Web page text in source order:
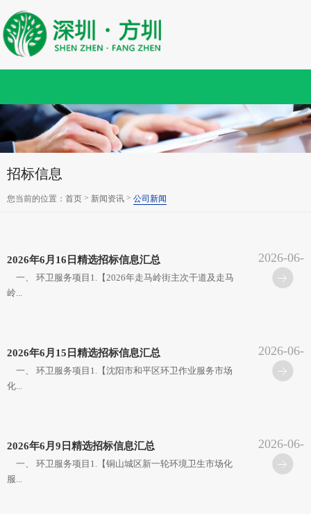
招标信息
您当前的位置： 首页 > 新闻资讯 > 公司新闻
2026年6月16日精选招标信息汇总
一、 环卫服务项目1.【2026年走马岭街主次干道及走马
岭...
2026-06-
17
2026年6月15日精选招标信息汇总
一、 环卫服务项目1.【沈阳市和平区环卫作业服务市场
化...
2026-06-
16
2026年6月9日精选招标信息汇总
一、 环卫服务项目1.【铜山城区新一轮环境卫生市场化
服...
2026-06-
10